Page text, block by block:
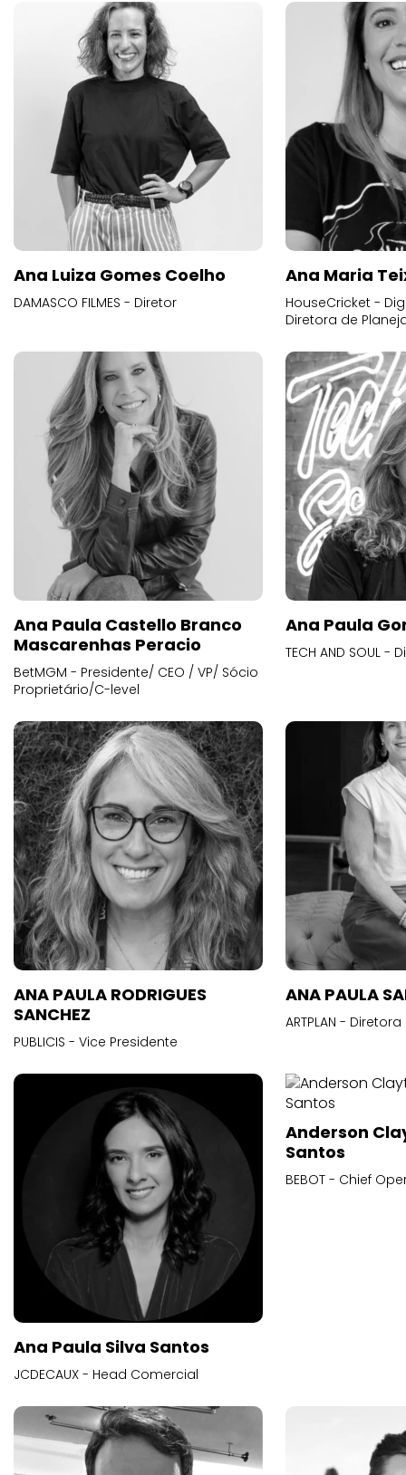
Ana Luiza Gomes Coelho
DAMASCO FILMES - Diretor
Ana Maria
HouseCricket -
Diretora de
Ana Paula Castello Branco
Mascarenhas Peracio
BetMGM - Presidente/ CEO / VP/ Sócio
Proprietário/C-level
Ana Paula
TECH AND SOUL
ANA PAULA RODRIGUES
SANCHEZ
PUBLICIS - Vice Presidente
ANA PAULA
ARTPLAN -
Ana Paula Silva Santos
JCDECAUX - Head Comercial
Anderson
Santos
BEBOT - Chief